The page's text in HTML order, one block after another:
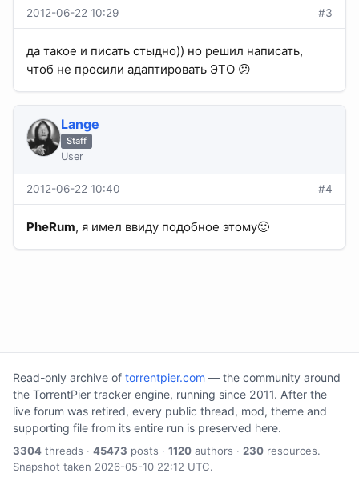
2012-06-22 10:29 #3
да такое и писать стыдно)) но решил написать,
чтоб не просили адаптировать ЭТО 😕
Lange
Staff
User
2012-06-22 10:40 #4
PheRum, я имел ввиду подобное этому🙂
Read-only archive of torrentpier.com — the community around
the TorrentPier tracker engine, running since 2011. After the
live forum was retired, every public thread, mod, theme and
supporting file from its entire run is preserved here.
3304 threads · 45473 posts · 1120 authors · 230 resources.
Snapshot taken 2026-05-10 22:12 UTC.